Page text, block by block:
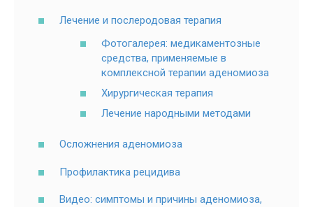
Лечение и послеродовая терапия
Фотогалерея: медикаментозные
средства, применяемые в
комплексной терапии аденомиоза
Хирургическая терапия
Лечение народными методами
Осложнения аденомиоза
Профилактика рецидива
Видео: симптомы и причины аденомиоза,